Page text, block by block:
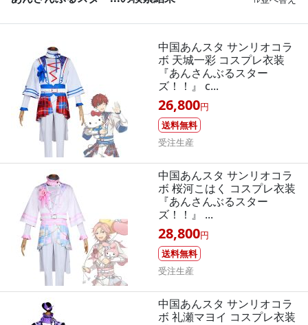
中国あんスタ サンリオコラ
ボ 天城一彩 コスプレ衣装
『あんさんぶるスター
ズ！！』 c...
26,800円
送料無料
受注生産
中国あんスタ サンリオコラ
ボ 桜河こはく コスプレ衣装
『あんさんぶるスター
ズ！！』 ...
28,800円
送料無料
受注生産
中国あんスタ サンリオコラ
ボ 礼瀬マヨイ コスプレ衣装